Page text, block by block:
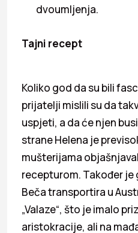
dvoumljenja.
Tajni recept
Koliko god da su bili
prijatelji mislili su da
uspjeti, a da će njen
strane Helena je
mušterijama
recepturom. Također je
Beča transportira u
„Valaze“, što je imalo
aristokracije, ali na